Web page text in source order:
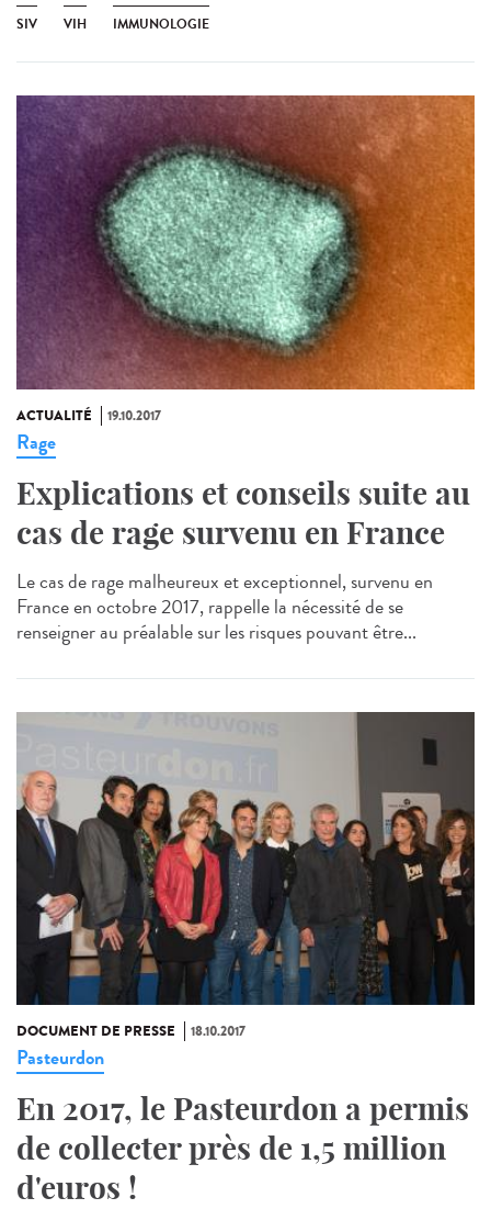
SIV VIH IMMUNOLOGIE
ACTUALITÉ 19.10.2017
Rage
Explications et conseils suite au
cas de rage survenu en France
Le cas de rage malheureux et exceptionnel, survenu en
France en octobre 2017, rappelle la nécessité de se
renseigner au préalable sur les risques pouvant être...
DOCUMENT DE PRESSE 18.10.2017
Pasteurdon
En 2017, le Pasteurdon a permis
de collecter près de 1,5 million
d'euros !